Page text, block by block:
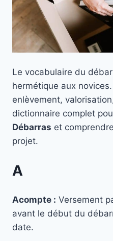
Le vocabulaire du
hermétique aux
enlèvement,
dictionnaire complet
Débarras et
projet.
A
Acompte : Versement
avant le début du
date.